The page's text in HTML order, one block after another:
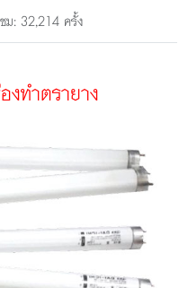
ม: 32,214 ครั้ง
งทำตรายาง